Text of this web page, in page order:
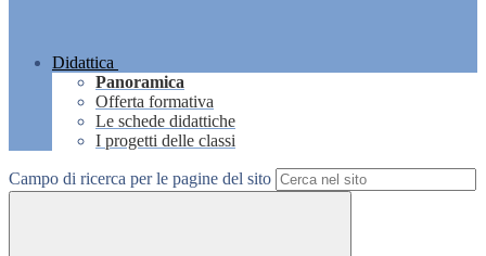
Didattica
Panoramica
Offerta formativa
Le schede didattiche
I progetti delle classi
Campo di ricerca per le pagine del sito